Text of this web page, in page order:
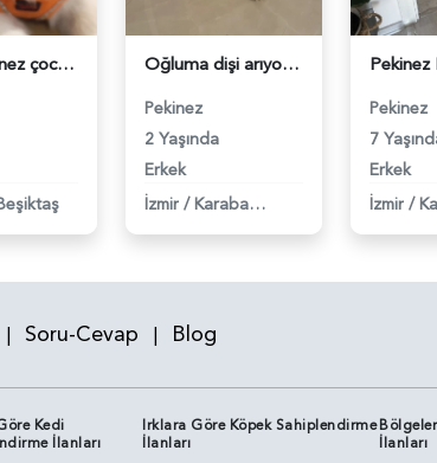
erkek pekinez çocuğuma bir eş arıyorum - 118980627 Oğluma dişi arıyorum - 118980464
Pekinez
2 Yaşında
Erkek
İzmir / Karabağlar
Pekinez
7
Erkek
İzmir /
| Soru-Cevap | Blog
Kedi
İlanları
Irklara Göre Köpek Sahiplendirme
İlanları
İlanları